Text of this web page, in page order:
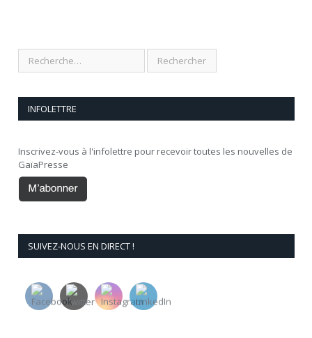
INFOLETTRE
Inscrivez-vous à l'infolettre pour recevoir toutes les nouvelles de
GaïaPresse
SUIVEZ-NOUS EN DIRECT !